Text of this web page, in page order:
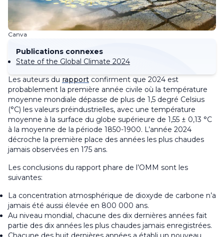
Canva
Publications connexes
State of the Global Climate 2024
Les auteurs du rapport confirment que 2024 est
probablement la première année civile où la température
moyenne mondiale dépasse de plus de 1,5 degré Celsius
(°C) les valeurs préindustrielles, avec une température
moyenne à la surface du globe supérieure de 1,55 ± 0,13 °C
à la moyenne de la période 1850-1900. L’année 2024
décroche la première place des années les plus chaudes
jamais observées en 175 ans.
Les conclusions du rapport phare de l’OMM sont les
suivantes:
La concentration atmosphérique de dioxyde de carbone n’a
jamais été aussi élevée en 800 000 ans.
Au niveau mondial, chacune des dix dernières années fait
partie des dix années les plus chaudes jamais enregistrées.